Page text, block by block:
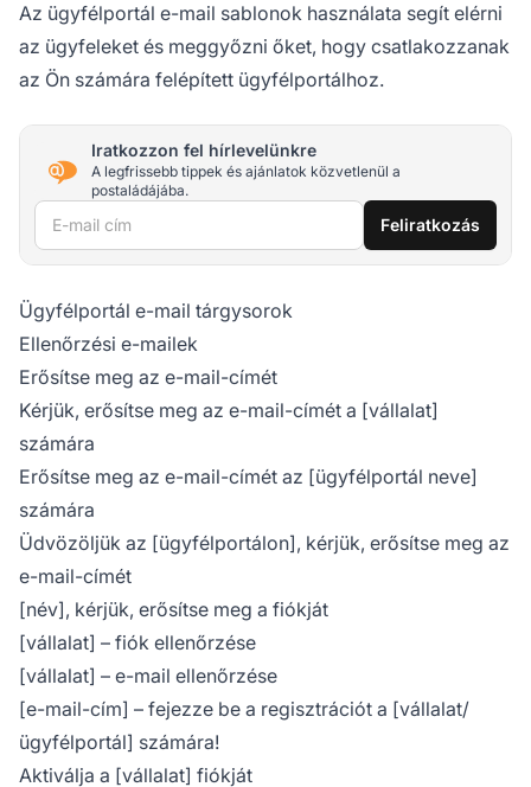
Az ügyfélportál e-mail sablonok használata segít elérni
az ügyfeleket és meggyőzni őket, hogy csatlakozzanak
az Ön számára felépített ügyfélportálhoz.
Iratkozzon fel hírlevelünkre
A legfrissebb tippek és ajánlatok közvetlenül a
postaládájába.
E-mail cím Feliratkozás
Ügyfélportál e-mail tárgysorok
Ellenőrzési e-mailek
Erősítse meg az e-mail-címét
Kérjük, erősítse meg az e-mail-címét a [vállalat]
számára
Erősítse meg az e-mail-címét az [ügyfélportál neve]
számára
Üdvözöljük az [ügyfélportálon], kérjük, erősítse meg az
e-mail-címét
[név], kérjük, erősítse meg a fiókját
[vállalat] – fiók ellenőrzése
[vállalat] – e-mail ellenőrzése
[e-mail-cím] – fejezze be a regisztrációt a [vállalat/
ügyfélportál] számára!
Aktiválja a [vállalat] fiókját